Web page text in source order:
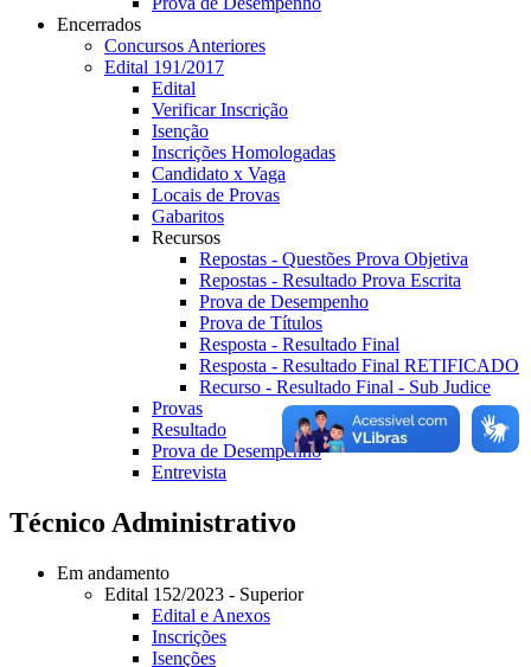
Encerrados
Concursos Anteriores
Edital 191/2017
Edital
Verificar Inscrição
Isenção
Inscrições Homologadas
Candidato x Vaga
Locais de Provas
Gabaritos
Recursos
Repostas - Questões Prova Objetiva
Repostas - Resultado Prova Escrita
Prova de Desempenho
Prova de Títulos
Resposta - Resultado Final
Resposta - Resultado Final RETIFICADO
Recurso - Resultado Final - Sub Judice
Provas
Resultado
Prova de Desempenho
Entrevista
Técnico Administrativo
Em andamento
Edital 152/2023 - Superior
Edital e Anexos
Inscrições
Isenções